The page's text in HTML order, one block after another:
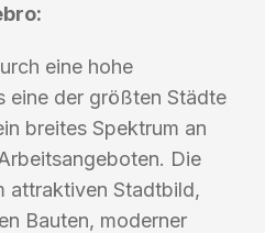
eine hohe
eine der größten Städte
breites Spektrum an
Die
attraktiven Stadtbild,
Bauten, moderner